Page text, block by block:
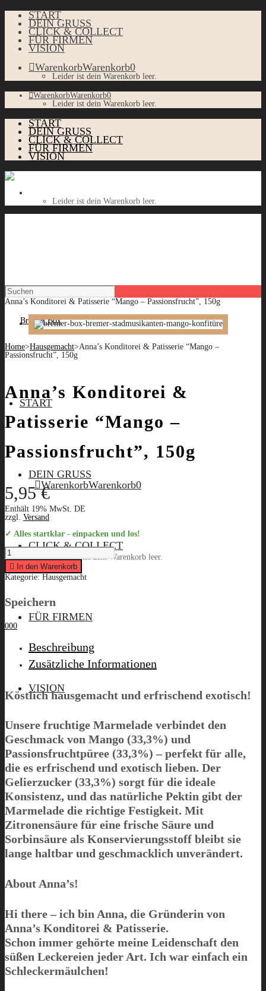
START
DEIN GRUSS
CLICK & COLLECT
FÜR FIRMEN
VISION
WarenkorbWarenkorb0
Leider ist dein Warenkorb leer.
WarenkorbWarenkorb0
Leider ist dein Warenkorb leer.
START
DEIN GRUSS
CLICK & COLLECT
FÜR FIRMEN
VISION
Leider ist dein Warenkorb leer.
START
DEIN GRUSS
CLICK & COLLECT
FÜR FIRMEN
VISION
WarenkorbWarenkorb0
Leider ist dein Warenkorb leer.
Menü
Anna’s Konditorei & Patisserie “Mango – Passionsfrucht”, 150g
Home>Hausgemacht>Anna’s Konditorei & Patisserie “Mango –
Passionsfrucht”, 150g
Anna’s Konditorei &
Patisserie “Mango –
Passionsfrucht”, 150g
5,95€
Enthält 19% MwSt. DE
zzgl. Versand
✓ Alles startklar - einpacken und los!
Anna's
Konditorei
Patisserie
"Mango
Passionsfrucht",
150g
quantity
In den Warenkorb
Kategorie: Hausgemacht
Speichern
000
Beschreibung
Zusätzliche Informationen
Köstlich hausgemacht und erfrischend exotisch!
Unsere fruchtige Marmelade verbindet den
Geschmack von Mango (33,3%) und
Passionsfruchtpüree (33,3%) – perfekt für alle,
die es erfrischend und exotisch lieben. Der
Gelierzucker (33,3%) sorgt für die ideale
Konsistenz, und das natürliche Pektin gibt der
Marmelade die richtige Festigkeit. Mit
Zitronensäure für eine frische Säure und
Sorbinsäure als Konservierungsstoff bleibt sie
lange haltbar und geschmacklich unverändert.
About Anna’s!
Hi there – ich bin Anna, die Gründerin von
Anna’s Konditorei & Patisserie.
Schon immer gehörte meine Leidenschaft den
süßen Leckereien jeder Art. Ich war einfach ein
Schleckermäulchen!